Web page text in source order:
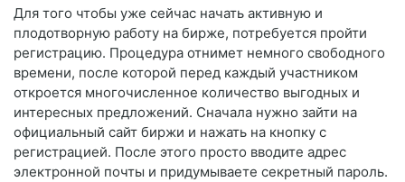
Для того чтобы уже сейчас начать активную и
плодотворную работу на бирже, потребуется пройти
регистрацию. Процедура отнимет немного свободного
времени, после которой перед каждый участником
откроется многочисленное количество выгодных и
интересных предложений. Сначала нужно зайти на
официальный сайт биржи и нажать на кнопку с
регистрацией. После этого просто вводите адрес
электронной почты и придумываете секретный пароль.